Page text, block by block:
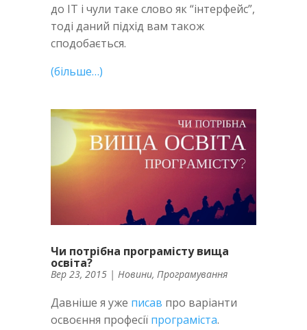
до IT і чули таке слово як “інтерфейс”,
тоді даний підхід вам також
сподобається.
(більше…)
Чи потрібна програмісту вища
освіта?
Вер 23, 2015 | Новини, Програмування
Давніше я уже писав про варіанти
освоєння професії програміста.